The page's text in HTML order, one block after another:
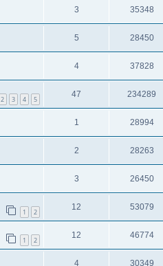
3 35348
5 28450
4 37828
2 3 4 5
47 234289
1 28994
2 28263
3 26450
1 2
12 53079
1 2
12 46774
4 30349